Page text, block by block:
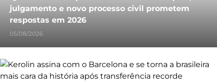
julgamento e novo processo civil prometem
respostas em 2026
05/08/2026